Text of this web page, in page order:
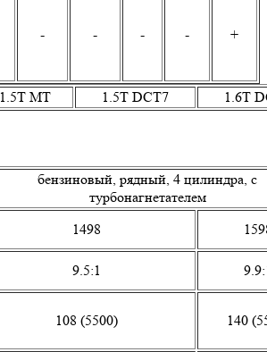
- - - - +
1.5T MT 1.5T DCT7 1.6T
бензиновый, рядный, 4 цилиндра, с
турбонагнетателем
1498
9.5:1
108 (5500) 140